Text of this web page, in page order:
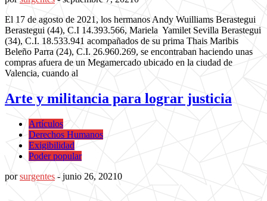
El 17 de agosto de 2021, los hermanos Andy Wuilliams Berastegui
Berastegui (44), C.I 14.393.566, Mariela Yamilet Sevilla Berastegui
(34), C.I. 18.533.941 acompañados de su prima Thais Maribis
Beleño Parra (24), C.I. 26.960.269, se encontraban haciendo unas
compras afuera de un Megamercado ubicado en la ciudad de
Valencia, cuando al
Arte y militancia para lograr justicia
Artículos
Derechos Humanos
Exigibilidad
Poder popular
porsurgentes - junio 26, 20210